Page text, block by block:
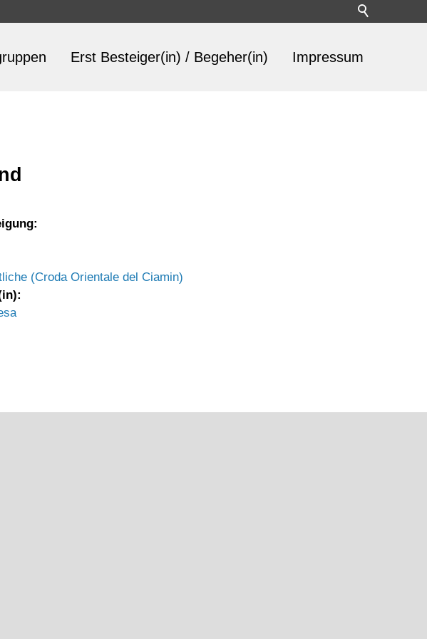
Erst Besteiger(in) / Begeher(in) Impressum
(Croda Orientale del Ciamin)